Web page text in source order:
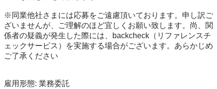
※同業他社さまには応募をご遠慮頂いております。申し訳ご
ざいませんが、ご理解のほど宜しくお願い致します。尚、関
係者の疑義が発生した際には、backcheck（リファレンスチ
ェックサービス）を実施する場合がございます。あらかじめ
ご了承ください
雇用形態: 業務委託